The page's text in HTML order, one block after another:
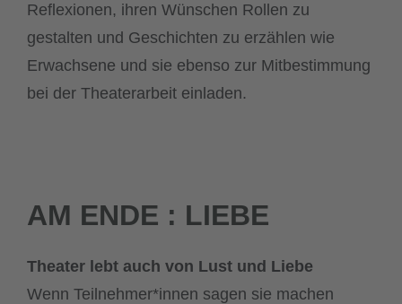
Reflexionen, ihren Wünschen Rollen zu
gestalten und Geschichten zu erzählen wie
Erwachsene und sie ebenso zur Mitbestimmung
bei der Theaterarbeit einladen.
AM ENDE : LIEBE
Theater lebt auch von Lust und Liebe
Wenn Teilnehmer*innen sagen sie machen